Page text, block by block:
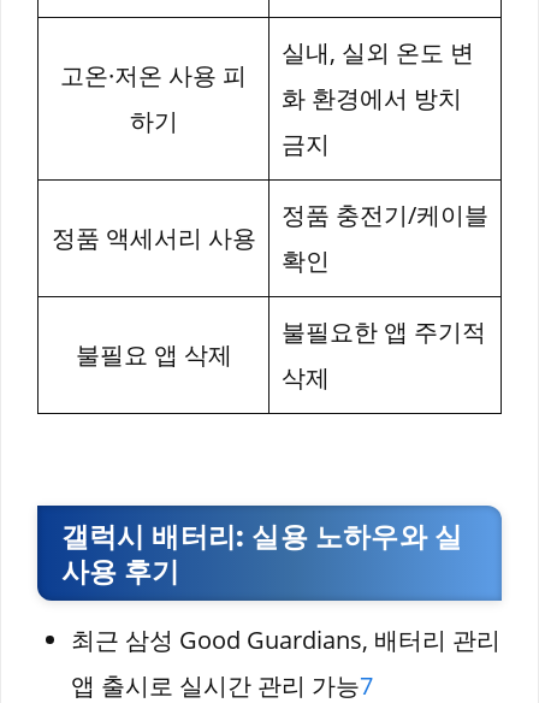
고온·저온 사용 피
하기
실내, 실외 온도 변
화 환경에서 방치
금지
정품 액세서리 사용
정품 충전기/케이블
확인
불필요 앱 삭제
불필요한 앱 주기적
삭제
갤럭시 배터리: 실용 노하우와 실
사용 후기
최근 삼성 Good Guardians, 배터리 관리
앱 출시로 실시간 관리 가능7